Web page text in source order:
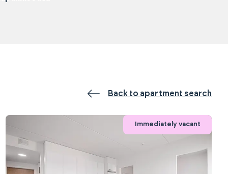
Back to apartment search
Immediately vacant